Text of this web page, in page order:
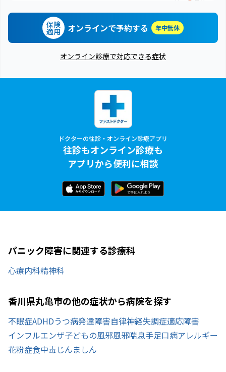
保険
適用 オンラインで予約する 年中無休
オンライン診療で対応できる症状
ドクターの往診・オンライン診療アプリ
往診もオンライン診療も
アプリから便利に相談
パニック障害に関連する診療科
心療内科精神科
香川県丸亀市の他の症状から病院を探す
不眠症ADHDうつ病発達障害自律神経失調症適応障害
インフルエンザ子どもの風邪風邪喘息手足口病アレルギー
花粉症食中毒じんましん